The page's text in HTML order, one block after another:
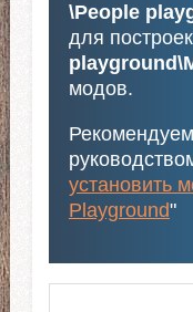
\People
для
модов.
установить
Playground"